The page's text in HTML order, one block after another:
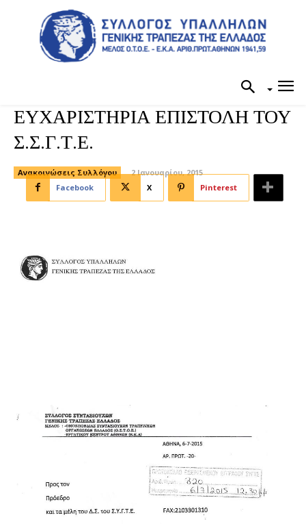
ΕΥΧΑΡΙΣΤΗΡΙΑ ΕΠΙΣΤΟΛΗ ΤΟΥ
Σ.Σ.Γ.Τ.Ε.
Ανακοινώσεις Συλλόγου
2 Ιανουαρίου, 2015
Facebook
X Pinterest